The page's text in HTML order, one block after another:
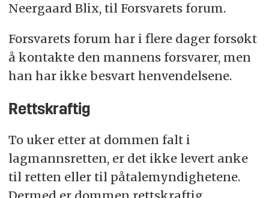
Neergaard Blix, til Forsvarets forum.
Forsvarets forum har i flere dager forsøkt
å kontakte den mannens forsvarer, men
han har ikke besvart henvendelsene.
Rettskraftig
To uker etter at dommen falt i
lagmannsretten, er det ikke levert anke
til retten eller til påtalemyndighetene.